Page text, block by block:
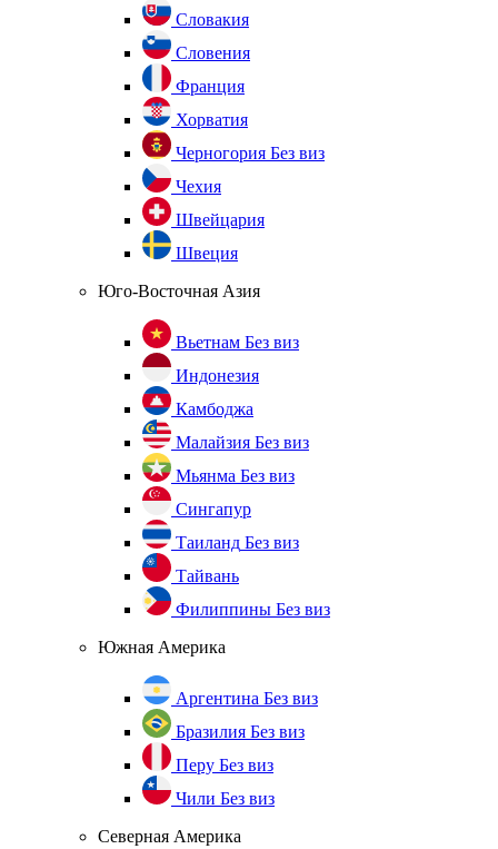
Словакия
Словения
Франция
Хорватия
Черногория Без виз
Чехия
Швейцария
Швеция
Юго-Восточная Азия
Вьетнам Без виз
Индонезия
Камбоджа
Малайзия Без виз
Мьянма Без виз
Сингапур
Таиланд Без виз
Тайвань
Филиппины Без виз
Южная Америка
Аргентина Без виз
Бразилия Без виз
Перу Без виз
Чили Без виз
Северная Америка